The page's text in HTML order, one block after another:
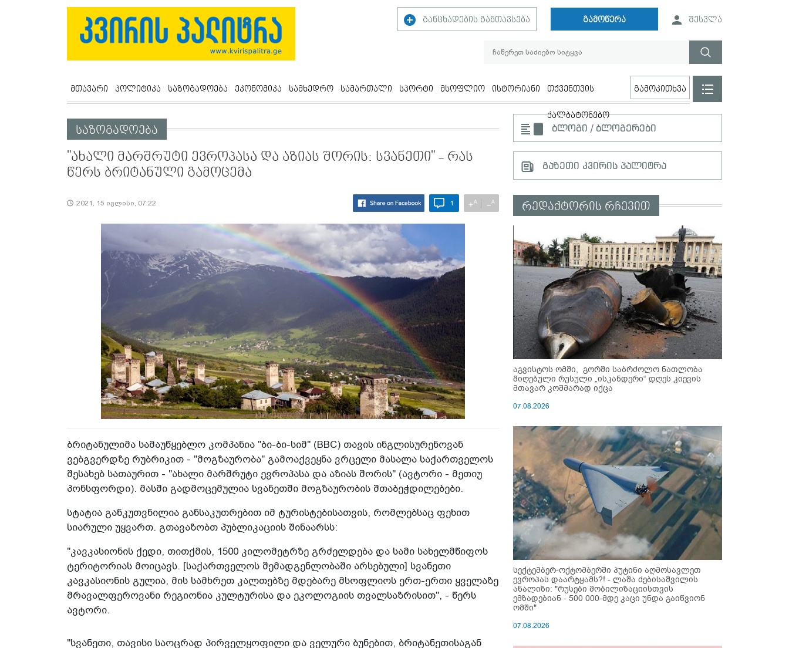
განცხადების განთავსება გამოწერა შესვლა
მთავარი პოლიტიკა საზოგადოება ეკონომიკა სამხედრო სამართალი სპორტი მსოფლიო ისტორიანი თქვენთვის
ქალბატონებო
გამოკითხვა
საზოგადოება
"ახალი მარშრუტი ევროპასა და აზიას შორის: სვანეთი" - რას
წერს ბრიტანული გამოცემა
2021, 15 ივლისი, 07:22 1 +A −A
ბრიტანულიმა სამაუწყებლო კომპანია "ბი-ბი-სიმ" (BBC) თავის ინგლისურენოვან
ვებგვერდზე რუბრიკით - "მოგზაურობა" გამოაქვეყნა ვრცელი მასალა საქართველოს
შესახებ სათაურით - "ახალი მარშრუტი ევროპასა და აზიას შორის" (ავტორი - მეთიუ
პონსფორდი). მასში გადმოცემულია სვანეთში მოგზაურობის შთაბეჭდილებები.
სტატია განკუთვნილია განსაკუთრებით იმ ტურისტებისათვის, რომლებსაც ფეხით
სიარული უყვართ. გთავაზობთ პუბლიკაციის შინაარსს:
"კავკასიონის ქედი, თითქმის, 1500 კილომეტრზე გრძელდება და სამი სახელმწიფოს
ტერიტორიას მოიცავს. [საქართველოს შემადგენლობაში არსებული] სვანეთი
კავკასიონის გულია, მის სამხრეთ კალთებზე მდებარე მსოფლიოს ერთ-ერთი ყველაზე
მრავალფეროვანი რეგიონია კულტურისა და ეკოლოგიის თვალსაზრისით", - წერს
ავტორი.
"სვანეთი, თავისი საოცრად პირველყოფილი და ველური ბუნებით, ბრიტანეთისაგან
ბლოგი / ბლოგერები
გაზეთი კვირის პალიტრა
რედაქტორის რჩევით
აგვისტოს ომში, გორში საბრძოლო ნათლობა
მიღებული რუსული „ისკანდერი“ დღეს კიევის
მთავარ კოშმარად იქცა
07.08.2026
სექტემბერ-ოქტომბერში პუტინი აღმოსავლეთ
ევროპას დაარტყამს?! - ლაშა ძებისაშვილის
ანალიზი: "რუსები მობი­ლიზაციისთვის
ემზადებიან - 500 000-მდე კაცი უნდა გაიწვიონ
ომში"
07.08.2026